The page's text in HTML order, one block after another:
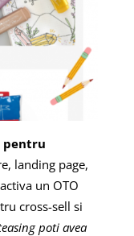
pentru
landing page,
un OTO
cross-sell si
poti avea